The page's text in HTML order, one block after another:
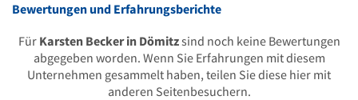
Bewertungen und Erfahrungsberichte
Für Karsten Becker in Dömitzsind noch keine Bewertungen
abgegeben worden. Wenn Sie Erfahrungen mit diesem
Unternehmen gesammelt haben, teilen Sie diese hier mit
anderen Seitenbesuchern.